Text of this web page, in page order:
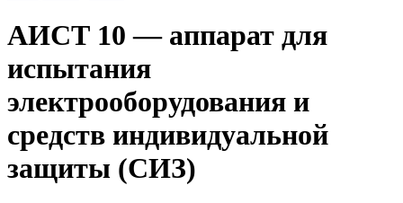
АИСТ 10 — аппарат для
испытания
электрооборудования и
средств индивидуальной
защиты (СИЗ)